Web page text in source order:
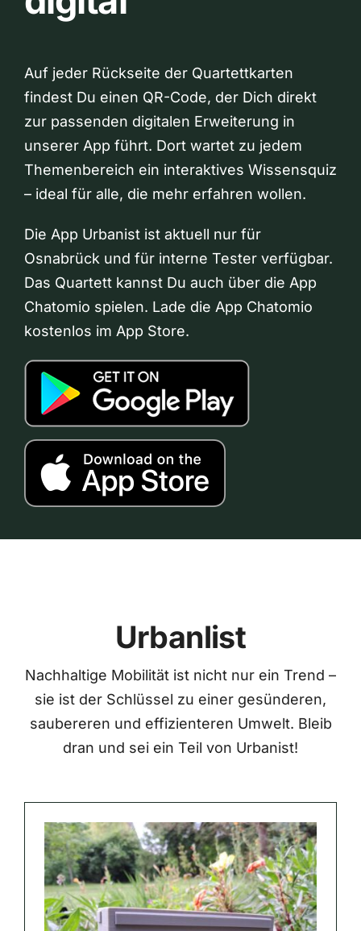
Auf jeder Rückseite der Quartettkarten
findest Du einen QR-Code, der Dich direkt
zur passenden digitalen Erweiterung in
unserer App führt. Dort wartet zu jedem
Themenbereich ein interaktives Wissensquiz
– ideal für alle, die mehr erfahren wollen.
Die App Urbanist ist aktuell nur für
Osnabrück und für interne Tester verfügbar.
Das Quartett kannst Du auch über die App
Chatomio spielen. Lade die App Chatomio
kostenlos im App Store.
Urbanlist
Nachhaltige Mobilität ist nicht nur ein Trend –
sie ist der Schlüssel zu einer gesünderen,
saubereren und effizienteren Umwelt. Bleib
dran und sei ein Teil von Urbanist!